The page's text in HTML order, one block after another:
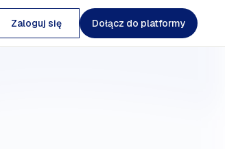
Zaloguj się Dołącz do platformy